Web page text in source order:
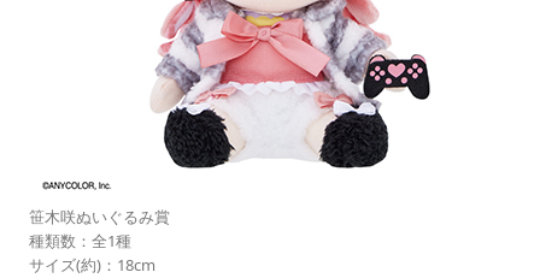
笹木咲ぬいぐるみ賞
種類数：全1種
サイズ(約)：18cm